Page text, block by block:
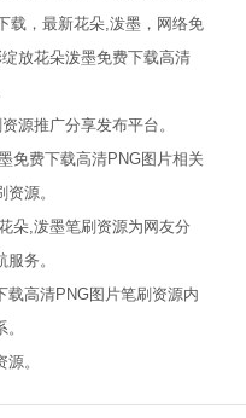
载，最新花朵,泼墨，网络免
放花朵泼墨免费下载高清
源推广分享发布平台。
免费下载高清PNG图片相关
源。
朵,泼墨笔刷资源为网友分
务。
载高清PNG图片笔刷资源内
。